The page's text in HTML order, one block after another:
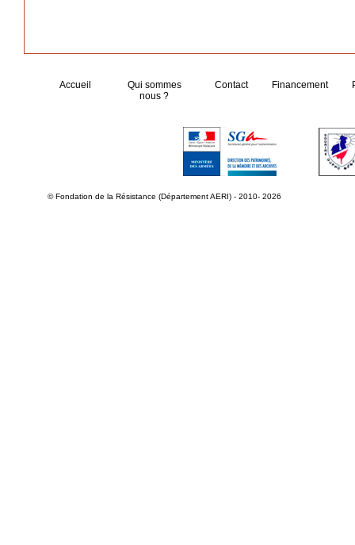
Accueil
Qui sommes
nous ?
Contact Financement
© Fondation de la Résistance (Département AERI) - 2010- 2026